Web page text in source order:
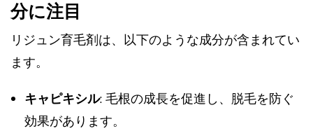
分に注目
リジュン育毛剤は、以下のような成分が含まれてい
ます。
キャピキシル: 毛根の成長を促進し、脱毛を防ぐ
効果があります。